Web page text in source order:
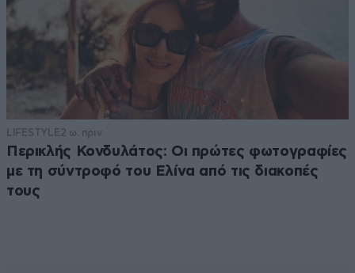
LIFESTYLE2 ω. πριν
Περικλής Κονδυλάτος: Οι πρώτες φωτογραφίες
με τη σύντροφό του Ελίνα από τις διακοπές
τους